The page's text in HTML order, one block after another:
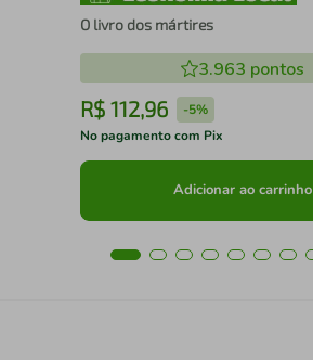
O livro dos mártires
3.963 pontos
R$ 112,96 -5%
No pagamento com Pix
Adicionar ao carrinho